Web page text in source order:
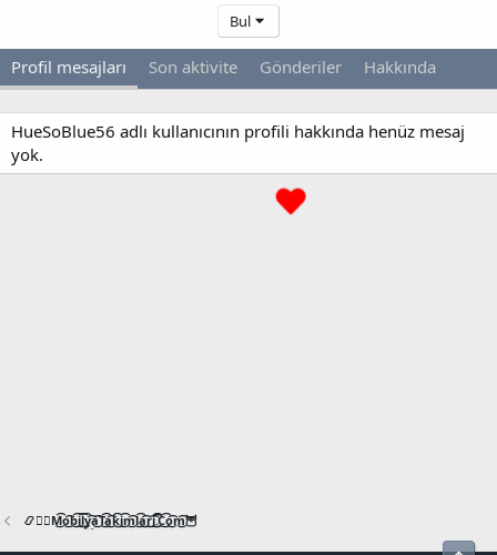
Bul
Profil mesajları Son aktivite Gönderiler Hakkında
HueSoBlue56 adlı kullanıcının profili hakkında henüz mesaj
yok.
📿🧙‍♂️M͜͡o͜͡b͜͡i͜͡l͜͡y͜͡a͜͡T͜͡a͜͡k͜͡i͜͡m͜͡l͜͡a͜͡r͜͡i͜͡.͜͡C͜͡o͜͡m͜͡🦉